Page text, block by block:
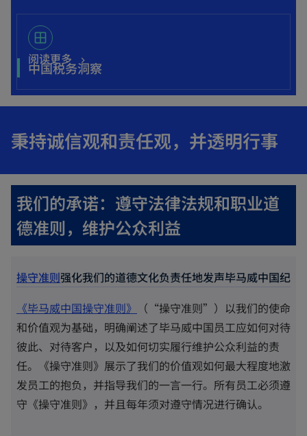
i
e
t
a
b
window
中国税务洞察
p
e
s
n
a
n
e
t
b
阅读更多
p
e
s
i
n
a
n
e
w
t
a
b
秉持诚信观和责任观，并透明行事
我们的承诺：遵守法律法规和职业道
德准则，维护公众利益
操守准则强化我们的道德文化负责任地发声毕马威中国纪律
《毕马威中国操守准则o
p
e
n
s
i
》
（“操守准则”）以我们的使命
和价值观为基础，明确阐述了毕马威中国员工应如何对待
彼此、对待客户，以及如何切实履行维护公众利益的责
任。《操守准则》展示了我们的价值观如何最大程度地激
发员工的抱负，并指导我们的一言一行。所有员工必须遵
守《操守准则》，并且每年须对遵守情况进行确认。